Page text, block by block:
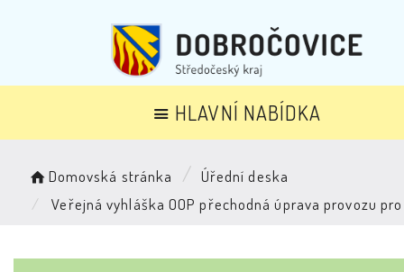
HLAVNÍ NABÍDKA
Domovská stránka
Úřední deska
Veřejná vyhláška OOP přechodná úprava provozu